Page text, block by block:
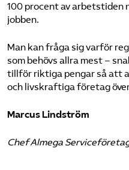
100 procent av arbetstiden
jobben.
Man kan fråga sig varför
som behövs allra mest –
tillför riktiga pengar så att
och livskraftiga företag
Marcus Lindström
Chef Almega